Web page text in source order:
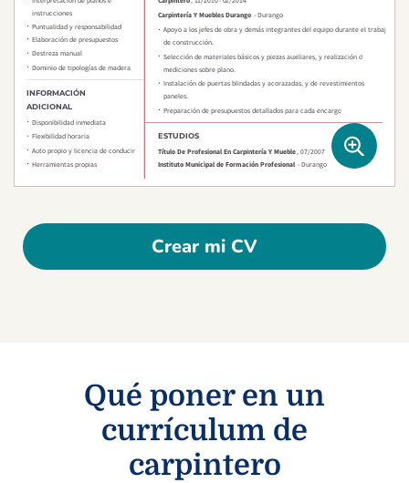
Crear mi CV
Qué poner en un
currículum de
carpintero